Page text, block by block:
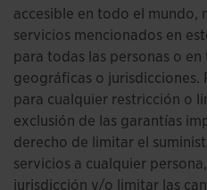
accesible en todo el mundo,
servicios mencionados en
para todas las personas o
geográficas o jurisdicciones.
para cualquier restricción o
exclusión de las garantías
derecho de limitar el
servicios a cualquier
jurisdicción y/o limitar las